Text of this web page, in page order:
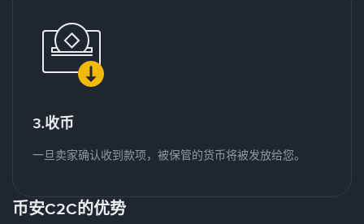
3.收币
一旦卖家确认收到款项，被保管的货币将被发放给您。
币安C2C的优势